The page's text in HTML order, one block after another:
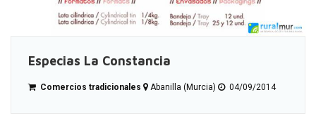
Especias La Constancia
Comercios tradicionales Abanilla (Murcia) 04/09/2014